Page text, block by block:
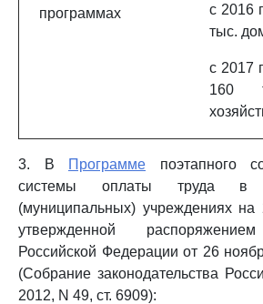
программах
с 2016
тыс.
с 2017
160
3. В Программе поэтапного
системы оплаты труда в
(муниципальных) учреждениях
утвержденной
Российской Федерации от 26
(Собрание законодательства
2012, N 49, ст. 6909):